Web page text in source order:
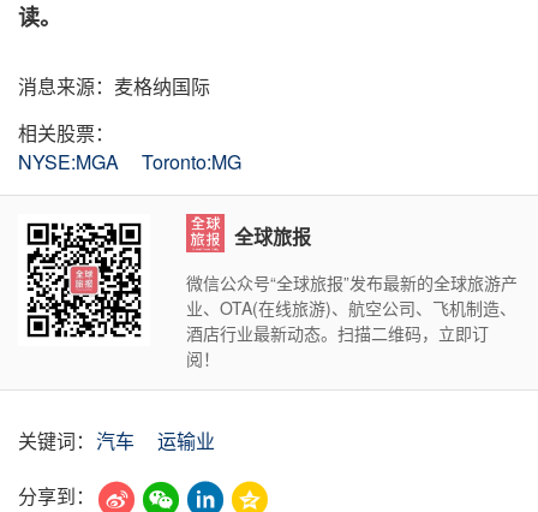
读。
消息来源：麦格纳国际
相关股票：
NYSE:MGA
Toronto:MG
全球旅报
微信公众号“全球旅报”发布最新的全球旅游产
业、OTA(在线旅游)、航空公司、飞机制造、
酒店行业最新动态。扫描二维码，立即订
阅！
关键词： 汽车
运输业
分享到：